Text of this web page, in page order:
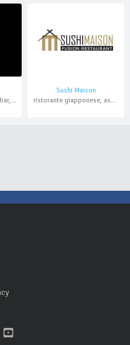
bar, aperitivo, cocktail bar, karaoke, asporto
Sushi Maison
ristorante giapponese, asporto, all you can eat, domicilio